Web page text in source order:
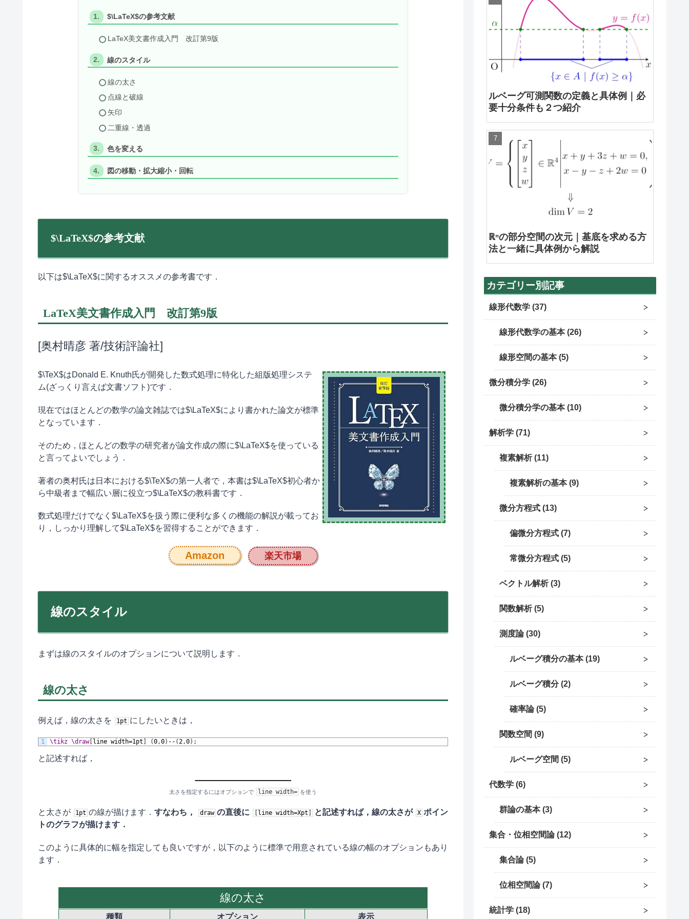
$\LaTeX$の参考文献
LaTeX美文書作成入門 改訂第9版
線のスタイル
線の太さ
点線と破線
矢印
二重線・透過
色を変える
図の移動・拡大縮小・回転
$\LaTeX$の参考文献
以下は$\LaTeX$に関するオススメの参考書です．
LaTeX美文書作成入門 改訂第9版
[奥村晴彦 著/技術評論社]
$\TeX$はDonald E. Knuth氏が開発した数式処理に特化した組版処理システ
ム(ざっくり言えば文書ソフト)です．
現在ではほとんどの数学の論文雑誌では$\LaTeX$により書かれた論文が標準
となっています．
そのため，ほとんどの数学の研究者が論文作成の際に$\LaTeX$を使っている
と言ってよいでしょう．
著者の奥村氏は日本における$\TeX$の第一人者で，本書は$\LaTeX$初心者か
ら中級者まで幅広い層に役立つ$\LaTeX$の教科書です．
数式処理だけでなく$\LaTeX$を扱う際に便利な多くの機能の解説が載ってお
り，しっかり理解して$\LaTeX$を習得することができます．
Amazon 楽天市場
線のスタイル
まずは線のスタイルのオプションについて説明します．
線の太さ
例えば，線の太さを 1pt にしたいときは，
1 \tikz \draw[line width=1pt ] (0 ,0) -- ( 2 ,0) ;
と記述すれば，
太さを指定するにはオプションで line width= を使う
と太さが 1pt の線が描けます． すなわち， draw の直後に line width=Xpt と記述すれば，線の太さが X ポイン
トのグラフが描けます．
このように具体的に幅を指定しても良いですが，以下のように標準で用意されている線の幅のオプションもあり
ます．
線の太さ
種類 オプション 表示
ルベーグ可測関数の定義と具体例｜必
要十分条件も２つ紹介
ℝⁿの部分空間の次元｜基底を求める方
法と一緒に具体例から解説
カテゴリー別記事
線形代数学 37
線形代数学の基本 26
線形空間の基本 5
微分積分学 26
微分積分学の基本 10
解析学 71
複素解析 11
複素解析の基本 9
微分方程式 13
偏微分方程式 7
常微分方程式 5
ベクトル解析 3
関数解析 5
測度論 30
ルベーグ積分の基本 19
ルベーグ積分 2
確率論 5
関数空間 9
ルベーグ空間 5
代数学 6
群論の基本 3
集合・位相空間論 12
集合論 5
位相空間論 7
統計学 18